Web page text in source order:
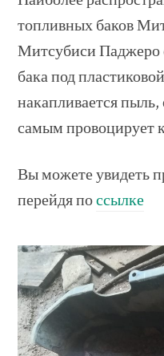
топливных баков
Митсубиси Паджеро
бака под
накапливается
самым провоцирует
Вы можете увидеть
перейдя поссылке